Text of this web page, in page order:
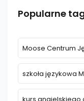
Popularne
Moose Centrum
szkoła językowa